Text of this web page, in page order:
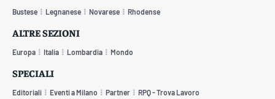
Bustese Legnanese Novarese Rhodense
ALTRE SEZIONI
Europa Italia Lombardia Mondo
SPECIALI
Editoriali Eventi a Milano Partner RPQ - Trova Lavoro